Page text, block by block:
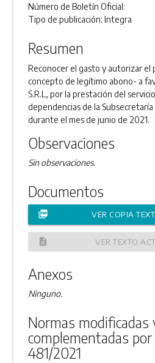
Número de Boletín Oficial:
Tipo de publicación:Integra
Resumen
Reconocer el gasto y autorizar el
concepto de legítimo abono- a
S.R.L, por la prestación del
dependencias de la
durante el mes de junio de 2021.
Observaciones
Sin observaciones.
Documentos
picture_as_pdf VER COPIA
description VER TEXTO
Anexos
Ninguno.
Normas modificadas
complementadas por
481/2021